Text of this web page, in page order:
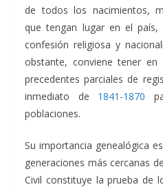
de todos los nacimientos,
que tengan lugar en el país,
confesión religiosa y
obstante, conviene tener
precedentes parciales de
inmediato de 1841-1870
poblaciones.
Su importancia genealógica
generaciones más cercanas
Civil constituye la prueba de